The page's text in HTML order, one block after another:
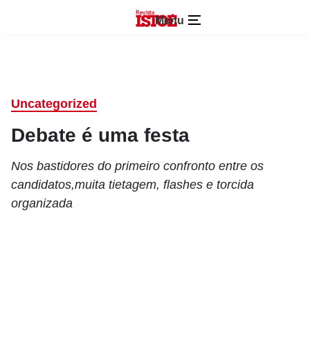
Menu
Uncategorized
Debate é uma festa
Nos bastidores do primeiro confronto entre os
candidatos,muita tietagem, flashes e torcida
organizada